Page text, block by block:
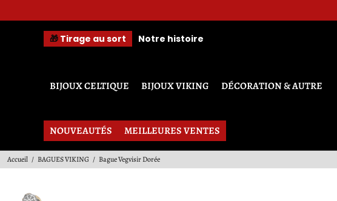
🎁 Tirage au sort Notre histoire
BIJOUX CELTIQUE BIJOUX VIKING DÉCORATION & AUTRE
NOUVEAUTÉS MEILLEURES VENTES
Accueil / BAGUES VIKING / Bague Vegvisir Dorée